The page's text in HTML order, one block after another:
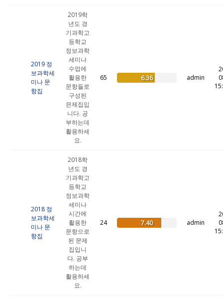
2019 정
보과학세
미나 문
항집
2019학
년도 경
기과학고
등학교
정보과학
세미나
수업에
활용한
문항들로
구성된
믄제집입
니다. 공
부하는데
활용하세
요.
65 6.36 admin
2018 정
보과학세
미나 문
항집
2018학
년도 경
기과학고
등학교
정보과학
세미나
시간에
활용한
문항으로
된 문제
집입니
다. 공부
하는데
활용하세
요.
24 7.40 admin